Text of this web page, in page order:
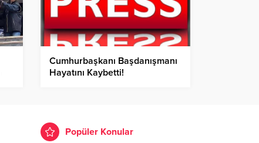
Cumhurbaşkanı Başdanışmanı
Hayatını Kaybetti!
Popüler Konular